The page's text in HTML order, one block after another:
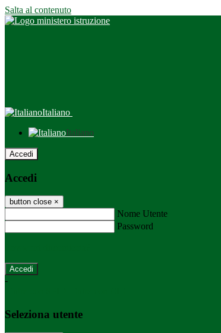
Salta al contenuto
Italiano
Italiano
Accedi
Accedi
button close ×
Nome Utente
Password
-
Seleziona utente